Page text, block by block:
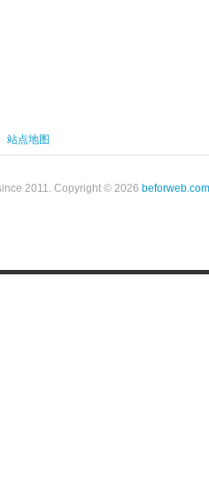
站点地图
2011. Copyright © 2026 beforweb.com